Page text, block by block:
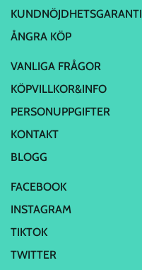
KUNDNÖJDHETSGARANTI
ÅNGRA KÖP
VANLIGA FRÅGOR
KÖPVILLKOR&INFO
PERSONUPPGIFTER
KONTAKT
BLOGG
FACEBOOK
INSTAGRAM
TIKTOK
TWITTER